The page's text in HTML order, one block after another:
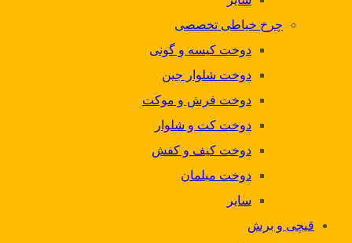
چرخ خیاطی تخصصی
دوخت کیسه و گونی
دوخت شلوار جین
دوخت فرش و موکت
دوخت کت و شلوار
دوخت کیف و کفش
دوخت مبلمان
سایر
قیچی و برش